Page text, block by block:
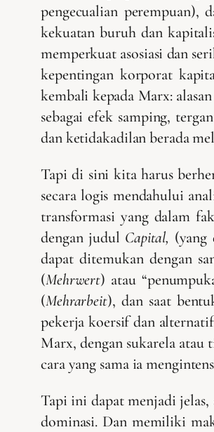
pengecualian
kekuatan buruh dan
memperkuat asosiasi dan
kepentingan korporat
kembali kepada Marx:
sebagai efek samping,
dan ketidakadilan berada
Tapi di sini kita harus
secara logis mendahului
transformasi yang dalam
dengan judul Capital, (yang
dapat ditemukan dengan
(Mehrwert) atau
(Mehrarbeit), dan saat
pekerja koersif dan
Marx, dengan sukarela atau
cara yang sama ia
Tapi ini dapat menjadi
dominasi. Dan memiliki